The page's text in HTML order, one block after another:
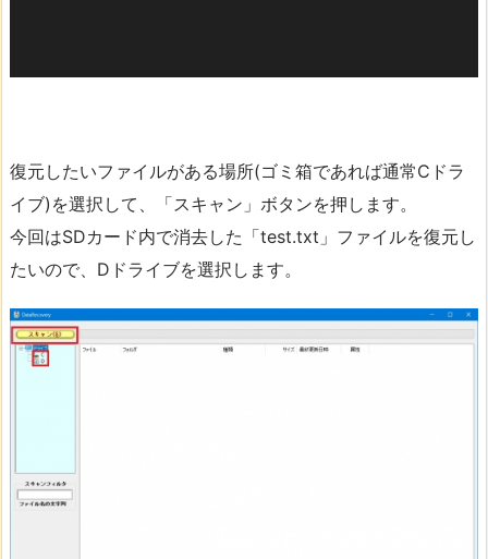
復元したいファイルがある場所(ゴミ箱であれば通常Cドラ
イブ)を選択して、「スキャン」ボタンを押します。
今回はSDカード内で消去した「test.txt」ファイルを復元し
たいので、Dドライブを選択します。